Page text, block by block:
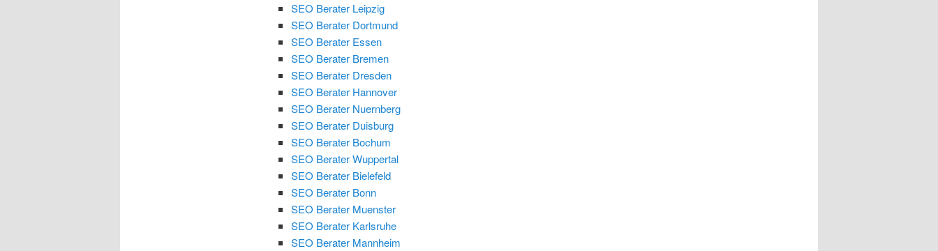
SEO Berater Leipzig
SEO Berater Dortmund
SEO Berater Essen
SEO Berater Bremen
SEO Berater Dresden
SEO Berater Hannover
SEO Berater Nuernberg
SEO Berater Duisburg
SEO Berater Bochum
SEO Berater Wuppertal
SEO Berater Bielefeld
SEO Berater Bonn
SEO Berater Muenster
SEO Berater Karlsruhe
SEO Berater Mannheim